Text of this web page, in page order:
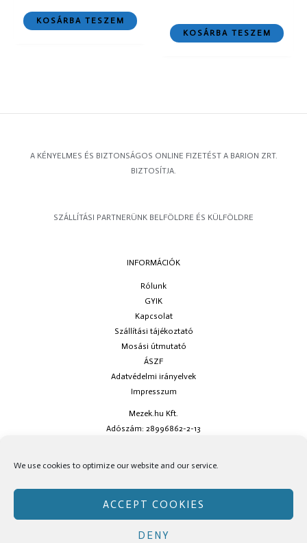
We use cookies to optimize our website and our service.
ACCEPT COOKIES
DENY
KOSÁRBA TESZEM
KOSÁRBA TESZEM
A KÉNYELMES ÉS BIZTONSÁGOS ONLINE FIZETÉST A BARION ZRT.
BIZTOSÍTJA.
SZÁLLÍTÁSI PARTNERÜNK BELFÖLDRE ÉS KÜLFÖLDRE
INFORMÁCIÓK
Rólunk
GYIK
Kapcsolat
Szállítási tájékoztató
Mosási útmutató
ÁSZF
Adatvédelmi irányelvek
Impresszum
Mezek.hu Kft.
Adószám: 28996862-2-13
social oldalainkon!
Copyright © Mezek.hu 2026 Mezek.hu